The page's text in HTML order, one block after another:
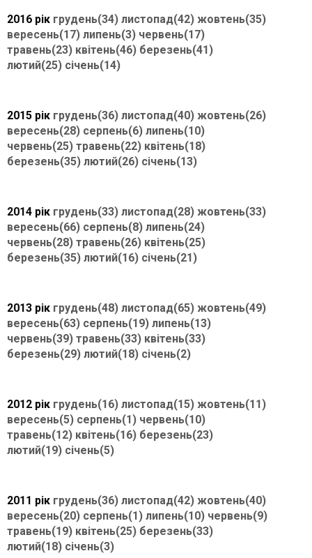
2016 рік грудень(34) листопад(42) жовтень(35)
вересень(17) липень(3) червень(17)
травень(23) квітень(46) березень(41)
лютий(25) січень(14)
2015 рік грудень(36) листопад(40) жовтень(26)
вересень(28) серпень(6) липень(10)
червень(25) травень(22) квітень(18)
березень(35) лютий(26) січень(13)
2014 рік грудень(33) листопад(28) жовтень(33)
вересень(66) серпень(8) липень(24)
червень(28) травень(26) квітень(25)
березень(35) лютий(16) січень(21)
2013 рік грудень(48) листопад(65) жовтень(49)
вересень(63) серпень(19) липень(13)
червень(39) травень(33) квітень(33)
березень(29) лютий(18) січень(2)
2012 рік грудень(16) листопад(15) жовтень(11)
вересень(5) серпень(1) червень(10)
травень(12) квітень(16) березень(23)
лютий(19) січень(5)
2011 рік грудень(36) листопад(42) жовтень(40)
вересень(20) серпень(1) липень(10) червень(9)
травень(19) квітень(25) березень(33)
лютий(18) січень(3)